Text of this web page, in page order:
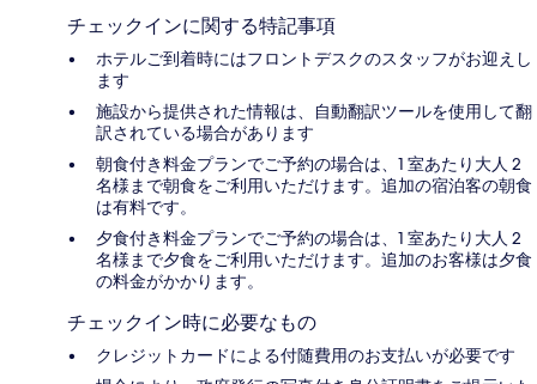
チェックインに関する特記事項
ホテルご到着時にはフロントデスクのスタッフがお迎えし
ます
施設から提供された情報は、自動翻訳ツールを使用して翻
訳されている場合があります
朝食付き料金プランでご予約の場合は、1 室あたり大人 2
名様まで朝食をご利用いただけます。追加の宿泊客の朝食
は有料です。
夕食付き料金プランでご予約の場合は、1 室あたり大人 2
名様まで夕食をご利用いただけます。追加のお客様は夕食
の料金がかかります。
チェックイン時に必要なもの
クレジットカードによる付随費用のお支払いが必要です